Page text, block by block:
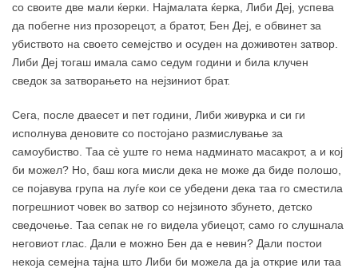
со своите две мали ќерки. Најмалата ќерка, Либи Деј, успева
да побегне низ прозорецот, а братот, Бен Деј, е обвинет за
убиството на своето семејство и осуден на доживотен затвор.
Либи Деј тогаш имала само седум години и била клучен
сведок за затворањето на нејзиниот брат.
Сега, после дваесет и пет години, Либи живурка и си ги
исполнува деновите со постојано размислување за
самоубиство. Таа сè уште го нема надминато масакрот, а и кој
би можел? Но, баш кога мисли дека не може да биде полошо,
се појавува група на луѓе кои се убедени дека таа го сместила
погрешниот човек во затвор со нејзиното збунето, детско
сведочење. Таа сепак не го видела убиецот, само го слушнала
неговиот глас. Дали е можно Бен да е невин? Дали постои
некоја семејна тајна што Либи би можела да ја открие или таа